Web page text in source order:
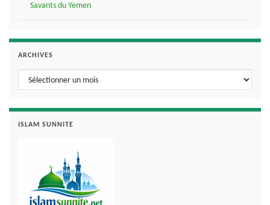
Savants du Yemen
ARCHIVES
Archives
ISLAM SUNNITE